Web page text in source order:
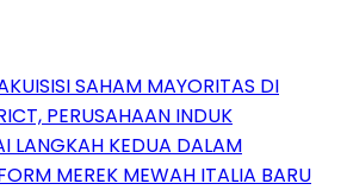
SAHAM MAYORITAS DI
PERUSAHAAN INDUK
LANGKAH KEDUA DALAM
MEREK MEWAH ITALIA BARU